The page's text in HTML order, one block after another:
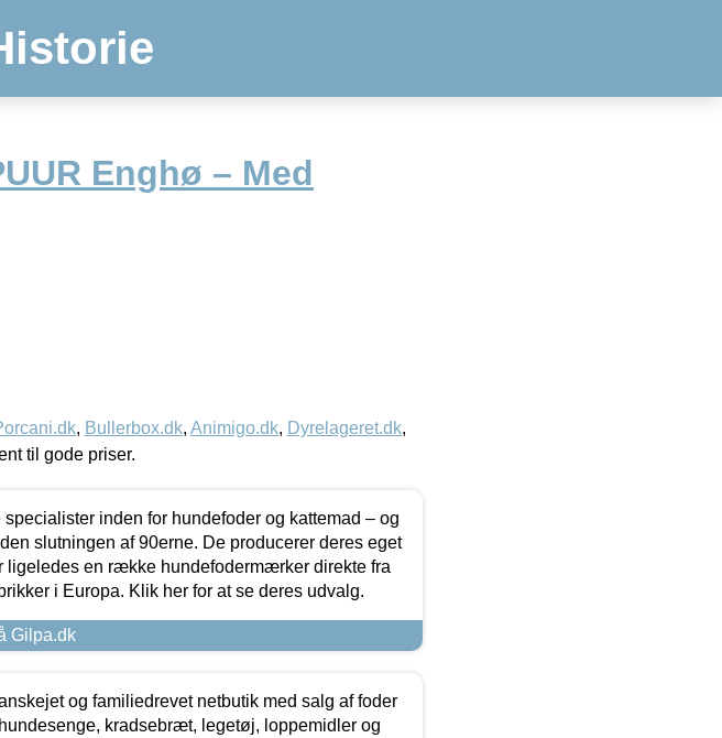
Enghø – Med
, Bullerbox.dk, Animigo.dk, Dyrelageret.dk,
til gode priser.
specialister inden for hundefoder og kattemad – og
slutningen af 90erne. De producerer deres eget
ligeledes en række hundefodermærker direkte fra
i Europa. Klik her for at se deres udvalg.
Gilpa.dk
og familiedrevet netbutik med salg af foder
kradsebræt, legetøj, loppemidler og